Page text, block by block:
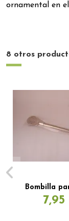
ornamental en
8 otros
Bombilla